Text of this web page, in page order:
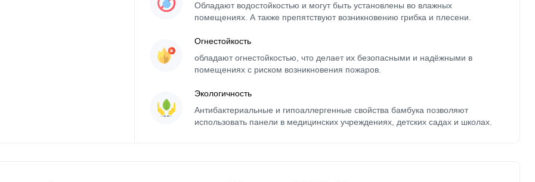
Обладают водостойкостью и могут быть установлены во влажных
помещениях. А также препятствуют возникновению грибка и плесени.
Огнестойкость
обладают огнестойкостью, что делает их безопасными и надёжными в
помещениях с риском возникновения пожаров.
Экологичность
Антибактериальные и гипоаллергенные свойства бамбука позволяют
использовать панели в медицинских учреждениях, детских садах и школах.